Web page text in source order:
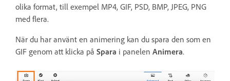
olika format, till exempel MP4, GIF, PSD, BMP, JPEG, PNG
med flera.
När du har använt en animering kan du spara den som en
GIF genom att klicka på Spara i panelen Animera.